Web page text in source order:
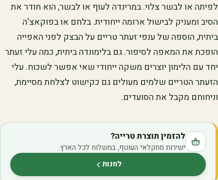
לפיתה או לבשר צלוי. במרינדה לעוף או לבשר, הוא חודר את
הסיב ומעניק לבישול ארומה ייחודית. בלחם או בפוקאצ'ה
ביתית, הוספה של ענפי זעתר טריים על הבצק לפני האפייה
הופכת את המאפה לסיפור. גם בלימונדה ביתית, כמה עלי זעתר
יחד עם הלימון יוצרים משקה ייחודי שאי אפשר לשכוח. עלי
הזעתר הטריים שלמים מעולים גם כקישוט לצלחת מסיימת,
וניחוחם מקבל את הסועדים.
להזמין תוצרת טרייה?
ישירות מחקלאי העוטף, במשלוח לכל הארץ.
לחנות(נפתח בלשונית חדשה)